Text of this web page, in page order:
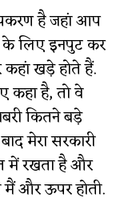
है जहां आप
के लिए इनपुट कर
खड़े होते हैं.
है, तो वे
कितने बड़े
मेरा सरकारी
में रखता है और
और ऊपर होती.